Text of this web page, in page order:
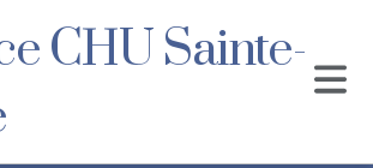
CHU Sainte-